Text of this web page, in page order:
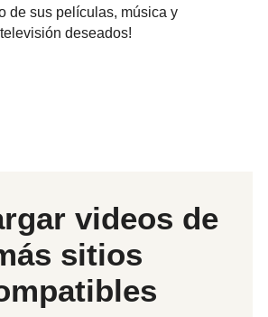
de sus películas, música y
deseados!
videos de
sitios